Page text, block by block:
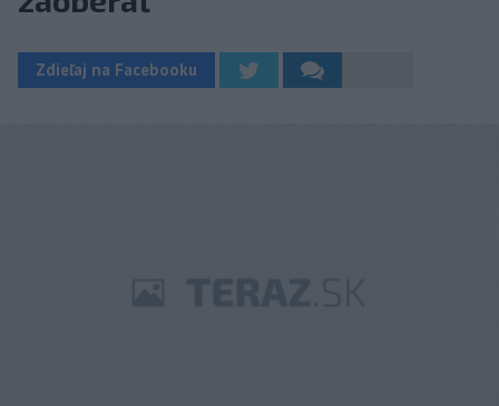
Zdieľaj na Facebooku